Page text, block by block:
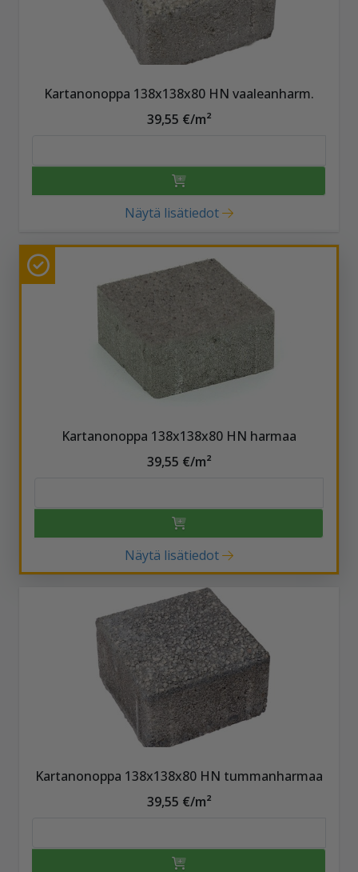
Kartanonoppa 138x138x80 HN vaaleanharm.
39,55 €/m²
Näytä lisätiedot
Kartanonoppa 138x138x80 HN harmaa
39,55 €/m²
Näytä lisätiedot
Kartanonoppa 138x138x80 HN tummanharmaa
39,55 €/m²